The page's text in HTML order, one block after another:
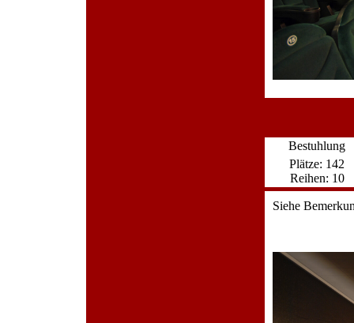
Bestuhlung
Plätze: 142
Reihen: 10
Siehe